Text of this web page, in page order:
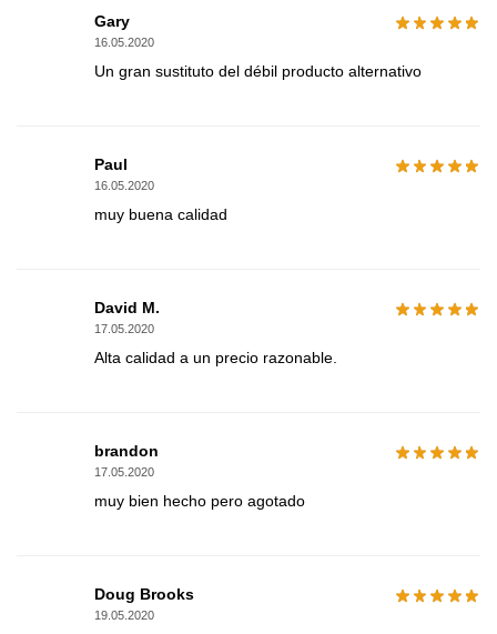
Gary
16.05.2020
Un gran sustituto del débil producto alternativo
Paul
16.05.2020
muy buena calidad
David M.
17.05.2020
Alta calidad a un precio razonable.
brandon
17.05.2020
muy bien hecho pero agotado
Doug Brooks
19.05.2020